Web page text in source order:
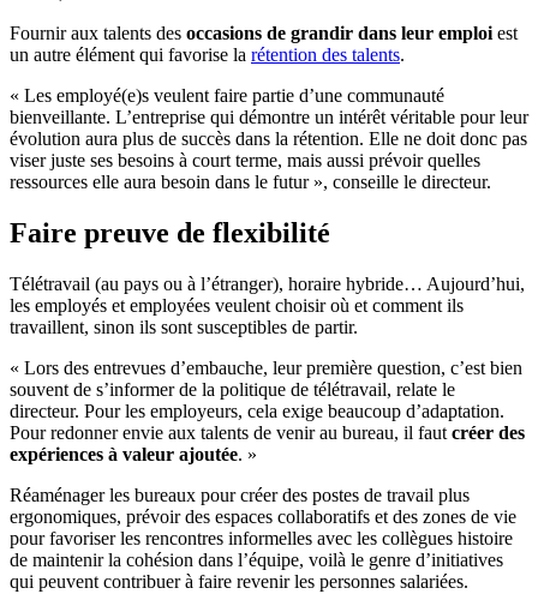
Fournir aux talents des occasions de grandir dans leur emploi est
un autre élément qui favorise la rétention des talents.
« Les employé(e)s veulent faire partie d’une communauté
bienveillante. L’entreprise qui démontre un intérêt véritable pour leur
évolution aura plus de succès dans la rétention. Elle ne doit donc pas
viser juste ses besoins à court terme, mais aussi prévoir quelles
ressources elle aura besoin dans le futur », conseille le directeur.
Faire preuve de flexibilité
Télétravail (au pays ou à l’étranger), horaire hybride… Aujourd’hui,
les employés et employées veulent choisir où et comment ils
travaillent, sinon ils sont susceptibles de partir.
« Lors des entrevues d’embauche, leur première question, c’est bien
souvent de s’informer de la politique de télétravail, relate le
directeur. Pour les employeurs, cela exige beaucoup d’adaptation.
Pour redonner envie aux talents de venir au bureau, il faut créer des
expériences à valeur ajoutée. »
Réaménager les bureaux pour créer des postes de travail plus
ergonomiques, prévoir des espaces collaboratifs et des zones de vie
pour favoriser les rencontres informelles avec les collègues histoire
de maintenir la cohésion dans l’équipe, voilà le genre d’initiatives
qui peuvent contribuer à faire revenir les personnes salariées.